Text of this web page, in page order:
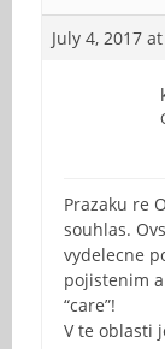
July 4, 2017
Prazaku re
souhlas.
vydelecne
pojistenim
“care”!
V te oblasti